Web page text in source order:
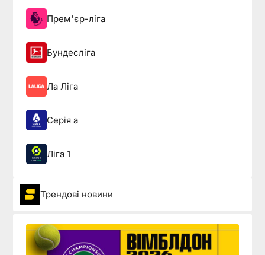
Прем'єр-ліга
Бундесліга
Ла Ліга
Серія а
Ліга 1
Трендові новини